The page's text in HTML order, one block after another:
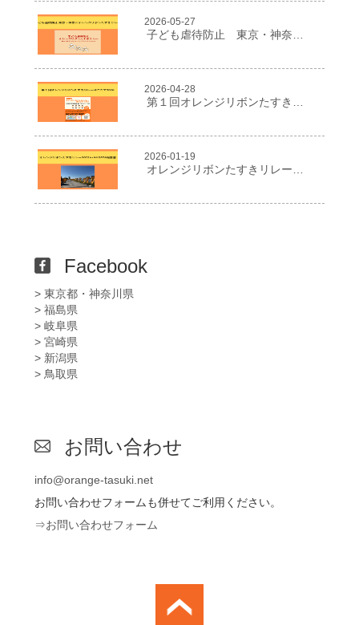
2026-05-27
2026-04-28
2026-01-19
Facebook
> 東京都・神奈川県
> 福島県
> 岐阜県
> 宮崎県
> 新潟県
> 鳥取県
お問い合わせ
info@orange-tasuki.net
お問い合わせフォームも併せてご利用ください。
⇒お問い合わせフォーム